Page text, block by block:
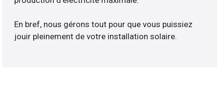
En bref, nous gérons tout pour que vous puissiez
jouir pleinement de votre installation solaire.